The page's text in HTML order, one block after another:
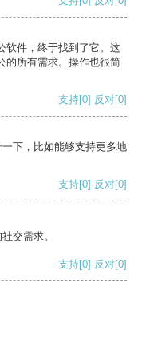
软件，终于找到了它。这
的所有需求。操作也很简
支持[0] 反对[0]
下，比如能够支持更多地
支持[0] 反对[0]
交需求。
支持[0] 反对[0]